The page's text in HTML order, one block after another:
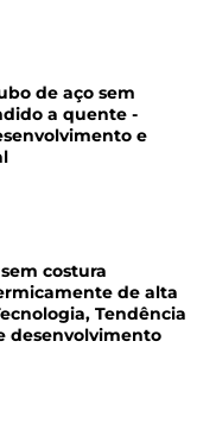
de aço sem
a quente -
e
costura
de alta
Tendência
desenvolvimento